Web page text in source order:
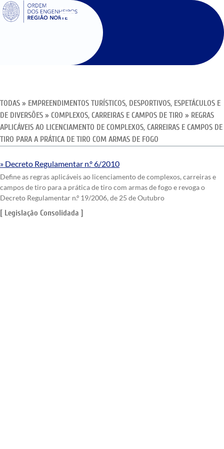
SIGOE
TODAS » EMPREENDIMENTOS TURÍSTICOS, DESPORTIVOS, ESPETÁCULOS E
DE DIVERSÕES » COMPLEXOS, CARREIRAS E CAMPOS DE TIRO » REGRAS
APLICÁVEIS AO LICENCIAMENTO DE COMPLEXOS, CARREIRAS E CAMPOS DE
TIRO PARA A PRÁTICA DE TIRO COM ARMAS DE FOGO
Decreto Regulamentar n.º 6/2010
Define as regras aplicáveis ao licenciamento de complexos, carreiras e
campos de tiro para a prática de tiro com armas de fogo e revoga o
Decreto Regulamentar n.º 19/2006, de 25 de Outubro
[ Legislação Consolidada ]